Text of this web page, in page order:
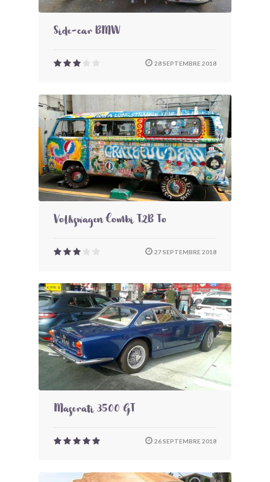
Side-car BMW
28 SEPTEMBRE 2018
Volkswagen Combi T2B To
27 SEPTEMBRE 2018
Maserati 3500 GT
26 SEPTEMBRE 2018